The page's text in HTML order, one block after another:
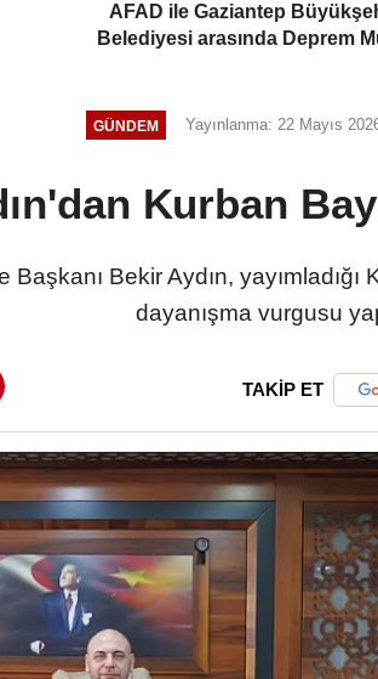
AFAD ile Gaziantep
Belediyesi arasında Deprem
GÜNDEM Yayınlanma: 22 Mayıs
Kurban
Bekir Aydın,
dayanışma vurgusu
TAKİP ET